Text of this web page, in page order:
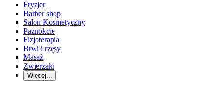
Fryzjer
Barber shop
Salon Kosmetyczny
Paznokcie
Fizjoterapia
Brwi i rzęsy
Masaż
Zwierzaki
Więcej...